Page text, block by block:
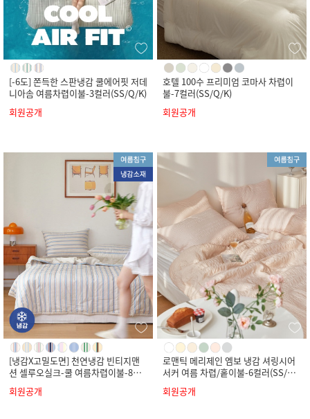
[-6도] 쫀득한 스판냉감 쿨에어핏 저데
니아솜 여름차렵이불-3컬러(SS/Q/K)
회원공개
호텔 100수 프리미엄 코마사 차렵이
불-7컬러(SS/Q/K)
회원공개
[냉감X고밀도면] 천연냉감 빈티지맨
션 셀루오실크-쿨 여름차렵이불-8컬
러(SS/Q/K)
회원공개
로맨틱 메리제인 엠보 냉감 셔링시어
서커 여름 차렵/홑이불-6컬러(SS/Q/
K)
회원공개